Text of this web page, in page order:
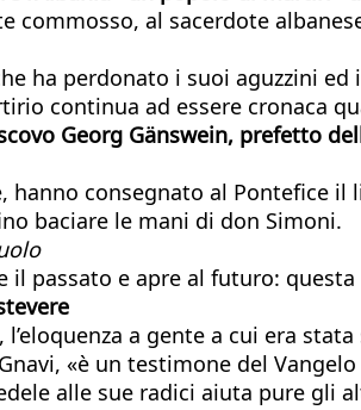
commosso, al sacerdote
ha perdonato i suoi aguzzini
continua ad essere cronaca
Georg Gänswein, prefetto
hanno consegnato al Pontefice
baciare le mani di don Simoni.
passato e apre al futuro:
a gente a cui era
«è un testimone del
alle sue radici aiuta pure gli